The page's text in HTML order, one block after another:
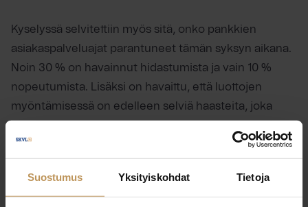
Suostumus Yksityiskohdat Tietoja
Kyselyssä selvitettiin myös sitä, onko pankkien
asiakaspalveluajat parantuneet tämän syksyn aikana.
Noin 30 % on havainnut hidastumista ja vain 10 %
nopeutumista. Lisäksi on havaittu, että luottojen
myöntämisessä on edelleen selviä haasteita, joka
positiivisena voidaan nähdä pankkien tiedottaminen
runsaasti. Kun lainahakemukset on käsitelty, tämä